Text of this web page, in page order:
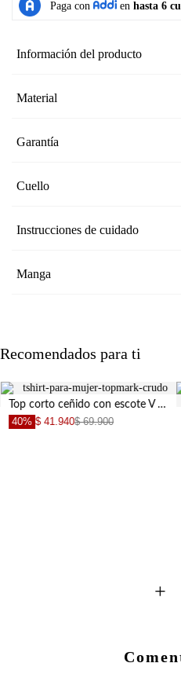
Información del producto
Material
Garantía
Cuello
Instrucciones de cuidado
Manga
Recomendados para ti
+
Top corto ceñido con escote V cruzado en algodón crudo para mujer
40% $ 41.940$ 69.900